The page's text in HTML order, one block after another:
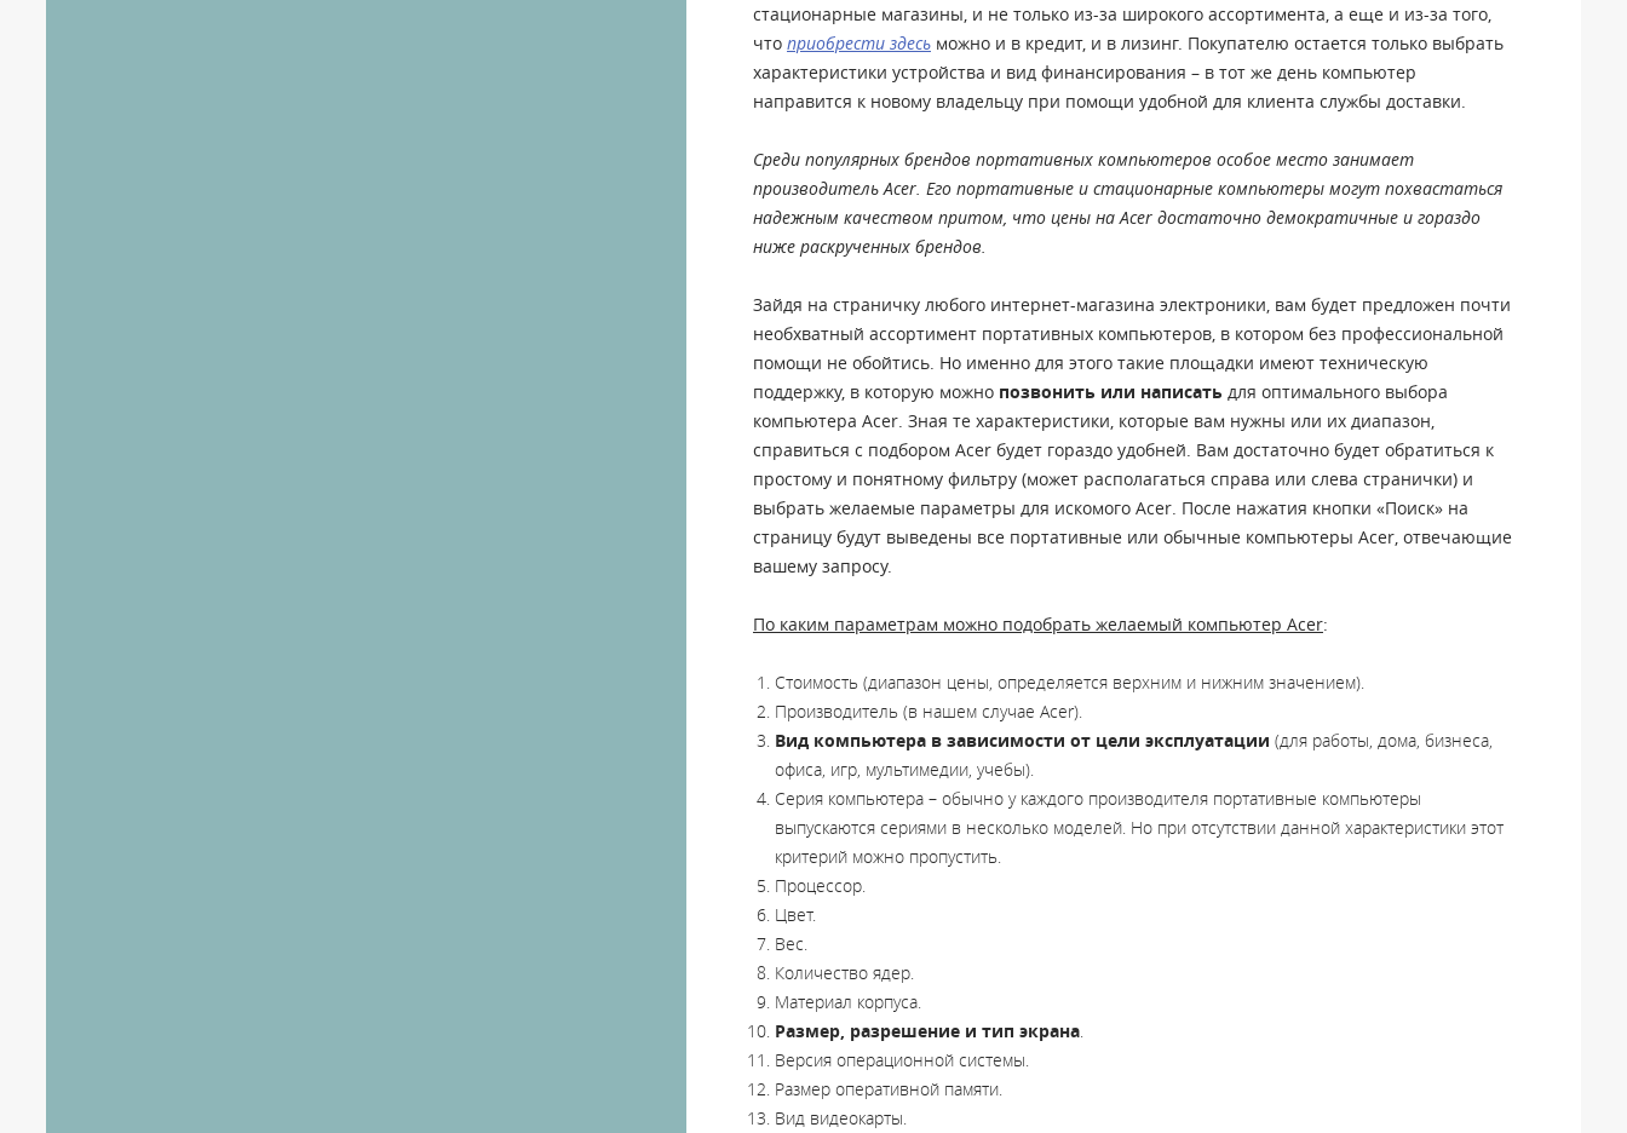
стационарные магазины, и не только из-за широкого ассортимента, а еще и из-за того,
что приобрести здесь можно и в кредит, и в лизинг. Покупателю остается только выбрать
характеристики устройства и вид финансирования – в тот же день компьютер
направится к новому владельцу при помощи удобной для клиента службы доставки.
Среди популярных брендов портативных компьютеров особое место занимает
производитель Acer. Его портативные и стационарные компьютеры могут похвастаться
надежным качеством притом, что цены на Acer достаточно демократичные и гораздо
ниже раскрученных брендов.
Зайдя на страничку любого интернет-магазина электроники, вам будет предложен почти
необхватный ассортимент портативных компьютеров, в котором без профессиональной
помощи не обойтись. Но именно для этого такие площадки имеют техническую
поддержку, в которую можно позвонить или написать для оптимального выбора
компьютера Acer. Зная те характеристики, которые вам нужны или их диапазон,
справиться с подбором Acer будет гораздо удобней. Вам достаточно будет обратиться к
простому и понятному фильтру (может располагаться справа или слева странички) и
выбрать желаемые параметры для искомого Acer. После нажатия кнопки «Поиск» на
страницу будут выведены все портативные или обычные компьютеры Acer, отвечающие
вашему запросу.
По каким параметрам можно подобрать желаемый компьютер Acer:
Стоимость (диапазон цены, определяется верхним и нижним значением).
Производитель (в нашем случае Acer).
Вид компьютера в зависимости от цели эксплуатации (для работы, дома, бизнеса,
офиса, игр, мультимедии, учебы).
Серия компьютера – обычно у каждого производителя портативные компьютеры
выпускаются сериями в несколько моделей. Но при отсутствии данной характеристики этот
критерий можно пропустить.
Процессор.
Цвет.
Вес.
Количество ядер.
Материал корпуса.
Размер, разрешение и тип экрана.
Версия операционной системы.
Размер оперативной памяти.
Вид видеокарты.